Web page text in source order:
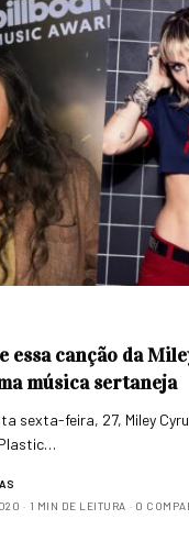
essa canção da
música sertaneja
sexta-feira, 27, Miley
1 MIN DE LEITURA 0